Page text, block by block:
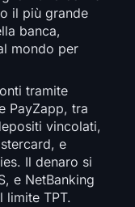
il più grande
banca,
mondo per
tramite
PayZapp, tra
vincolati,
e
Il denaro si
e NetBanking
limite TPT.